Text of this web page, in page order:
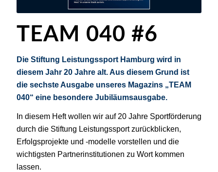
TEAM 040 #6
Die Stiftung Leistungssport Hamburg wird in
diesem Jahr 20 Jahre alt. Aus diesem Grund ist
die sechste Ausgabe unseres Magazins „TEAM
040“ eine besondere Jubiläumsausgabe.
In diesem Heft wollen wir auf 20 Jahre Sportförderung
durch die Stiftung Leistungssport zurückblicken,
Erfolgsprojekte und -modelle vorstellen und die
wichtigsten Partnerinstitutionen zu Wort kommen
lassen.